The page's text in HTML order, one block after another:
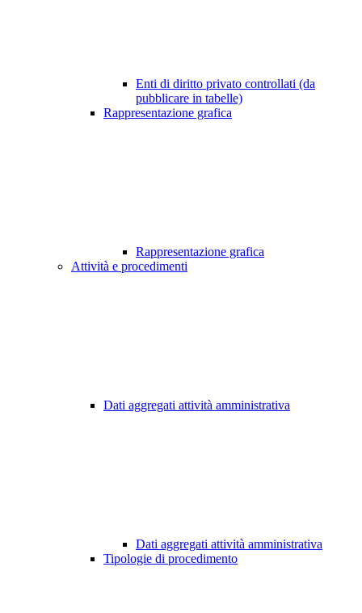
Enti di diritto privato controllati (da
pubblicare in tabelle)
Rappresentazione grafica
Rappresentazione grafica
Attività e procedimenti
Dati aggregati attività amministrativa
Dati aggregati attività amministrativa
Tipologie di procedimento